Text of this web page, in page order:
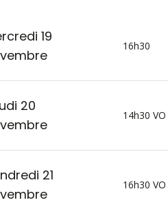
19
16h30
20
14h30 VO
21
16h30 VO